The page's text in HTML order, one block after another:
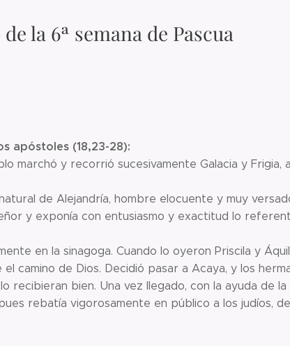
la 6ª semana de Pascua
apóstoles (18,23-28):
marchó y recorrió sucesivamente Galacia y Frigia,
de Alejandría, hombre elocuente y muy
y exponía con entusiasmo y exactitud lo
en la sinagoga. Cuando lo oyeron Priscila y
camino de Dios. Decidió pasar a Acaya, y los
recibieran bien. Una vez llegado, con la ayuda de
rebatía vigorosamente en público a los judíos,